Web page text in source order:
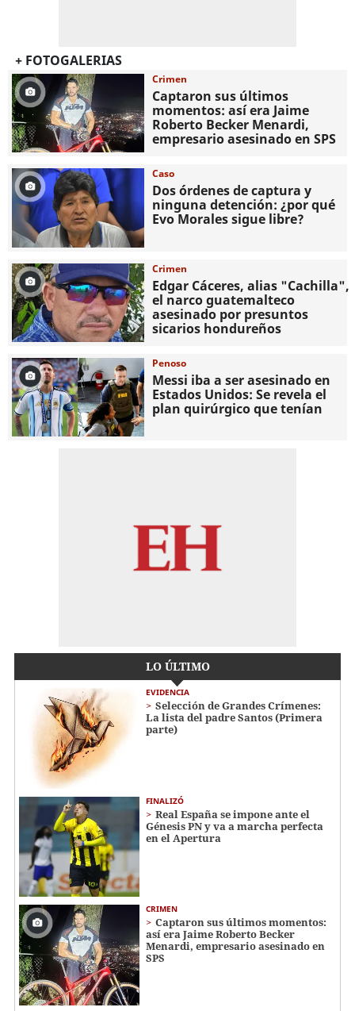
+ FOTOGALERIAS
Crimen
Captaron sus últimos
momentos: así era Jaime
Roberto Becker Menardi​​​,
empresario asesinado en SPS
Caso
Dos órdenes de captura y
ninguna detención: ¿por qué
Evo Morales sigue libre?
Crimen
Edgar Cáceres, alias "Cachilla",
el narco guatemalteco
asesinado por presuntos
sicarios hondureños
Penoso
Messi iba a ser asesinado en
Estados Unidos: Se revela el
plan quirúrgico que tenían
LO ÚLTIMO
EVIDENCIA
Selección de Grandes Crímenes:
La lista del padre Santos (Primera
parte)
FINALIZÓ
Real España se impone ante el
Génesis PN y va a marcha perfecta
en el Apertura
CRIMEN
Captaron sus últimos momentos:
así era Jaime Roberto Becker
Menardi​​​, empresario asesinado en
SPS